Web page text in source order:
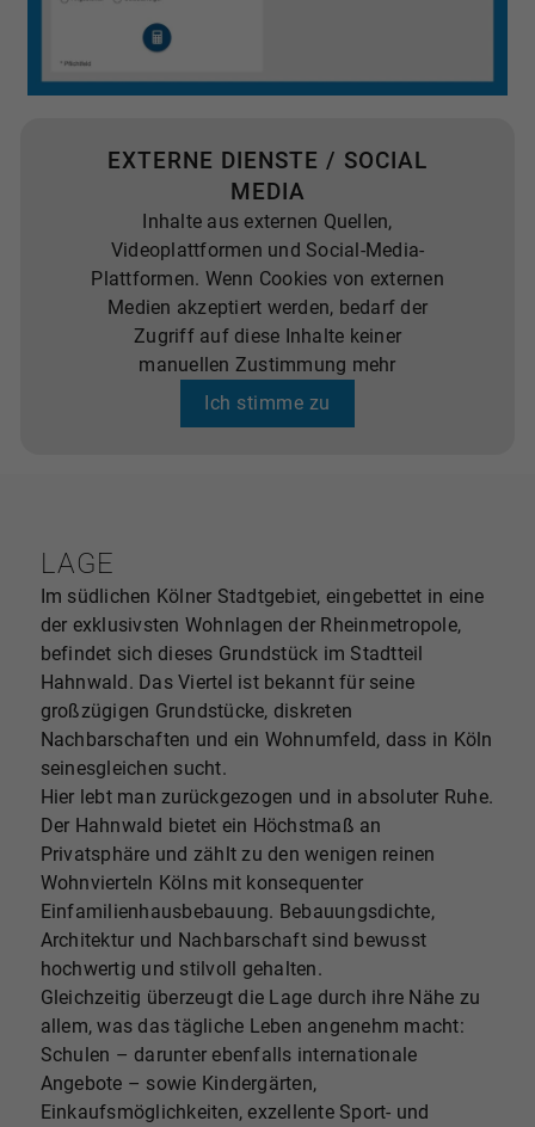
EXTERNE DIENSTE / SOCIAL
MEDIA
Inhalte aus externen Quellen,
Videoplattformen und Social-Media-
Plattformen. Wenn Cookies von externen
Medien akzeptiert werden, bedarf der
Zugriff auf diese Inhalte keiner
manuellen Zustimmung mehr
Ich stimme zu
LAGE
Im südlichen Kölner Stadtgebiet, eingebettet in eine
der exklusivsten Wohnlagen der Rheinmetropole,
befindet sich dieses Grundstück im Stadtteil
Hahnwald. Das Viertel ist bekannt für seine
großzügigen Grundstücke, diskreten
Nachbarschaften und ein Wohnumfeld, dass in Köln
seinesgleichen sucht.
Hier lebt man zurückgezogen und in absoluter Ruhe.
Der Hahnwald bietet ein Höchstmaß an
Privatsphäre und zählt zu den wenigen reinen
Wohnvierteln Kölns mit konsequenter
Einfamilienhausbebauung. Bebauungsdichte,
Architektur und Nachbarschaft sind bewusst
hochwertig und stilvoll gehalten.
Gleichzeitig überzeugt die Lage durch ihre Nähe zu
allem, was das tägliche Leben angenehm macht:
Schulen – darunter ebenfalls internationale
Angebote – sowie Kindergärten,
Einkaufsmöglichkeiten, exzellente Sport- und